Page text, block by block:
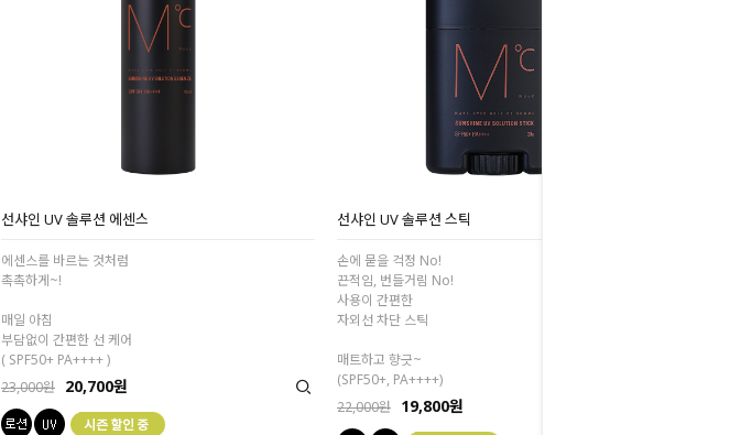
선샤인 UV 솔루션 에센스
에센스를 바르는 것처럼
촉촉하게~!
매일 아침
부담없이 간편한 선 케어
( SPF50+ PA++++ )
23,000원 20,700원
선샤인 UV 솔루션 스틱
손에 묻을 걱정 No!
끈적임, 번들거림 No!
사용이 간편한
자외선 차단 스틱
매트하고 향긋~
(SPF50+, PA++++)
22,000원 19,800원